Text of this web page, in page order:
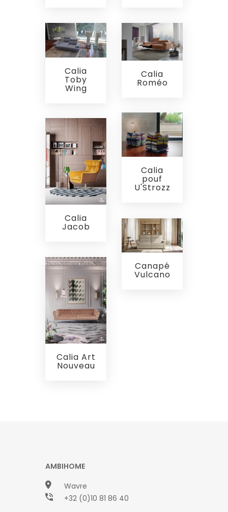
Calia
Toby
Wing
Calia
Roméo
Calia
pouf
U'Strozz
Calia
Jacob
Canapé
Vulcano
Calia Art
Nouveau
AMBIHOME
Wavre
+32 (0)10 81 86 40